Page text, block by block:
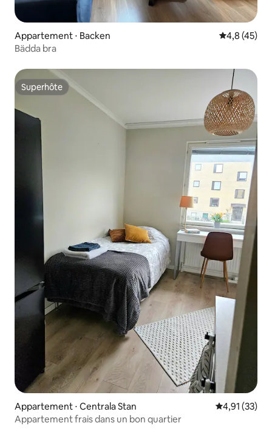
Appartement ⋅ Backen Évaluation
4,8 (45)
Bädda bra
Superhôte
Superhôte
Appartement ⋅ Centrala Stan Évaluation
4,91 (33)
Appartement frais dans un bon quartier